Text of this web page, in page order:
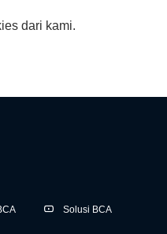
dari kami.
Solusi BCA